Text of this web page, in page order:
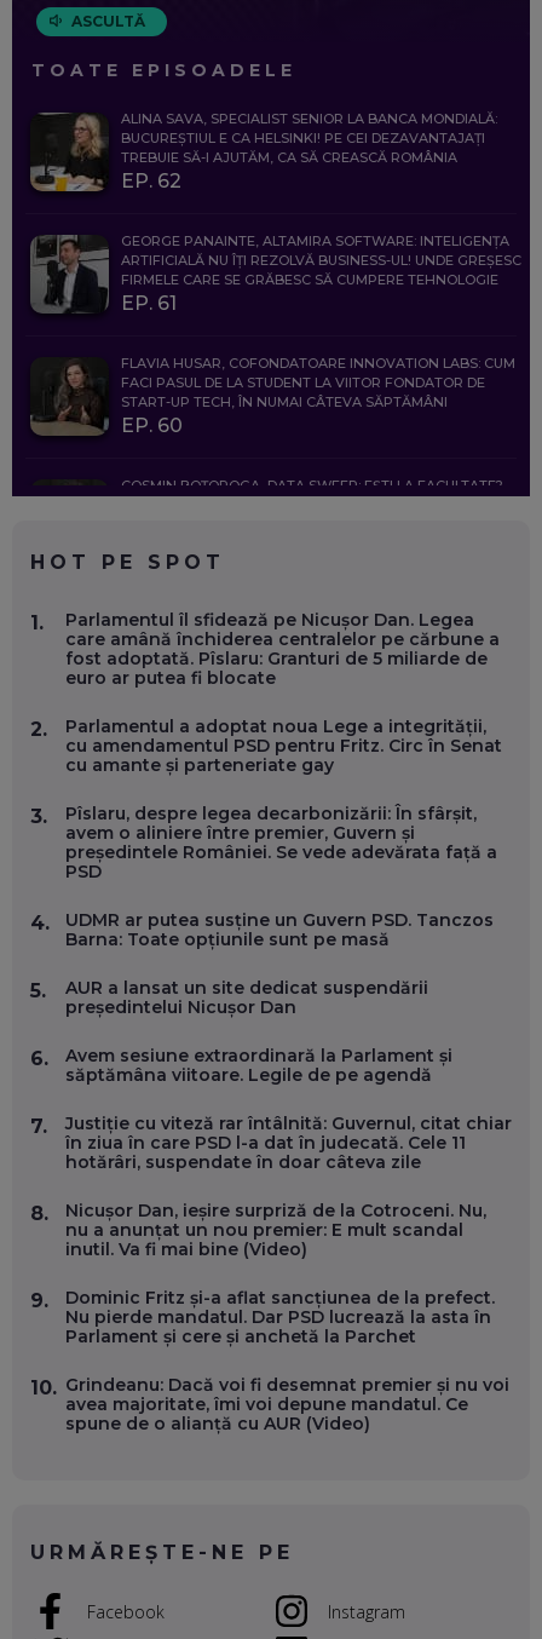
ASCULTĂ
TOATE EPISOADELE
ALINA SAVA, SPECIALIST SENIOR LA BANCA MONDIALĂ:
BUCUREȘTIUL E CA HELSINKI! PE CEI DEZAVANTAJAȚI
TREBUIE SĂ-I AJUTĂM, CA SĂ CREASCĂ ROMÂNIA
EP. 62
GEORGE PANAINTE, ALTAMIRA SOFTWARE: INTELIGENȚA
ARTIFICIALĂ NU ÎȚI REZOLVĂ BUSINESS-UL! UNDE GREȘESC
FIRMELE CARE SE GRĂBESC SĂ CUMPERE TEHNOLOGIE
EP. 61
FLAVIA HUSAR, COFONDATOARE INNOVATION LABS: CUM
FACI PASUL DE LA STUDENT LA VIITOR FONDATOR DE
START-UP TECH, ÎN NUMAI CÂTEVA SĂPTĂMÂNI
EP. 60
COSMIN BOȚOROGA, DATA SWEEP: EȘTI LA FACULTATE?
FOLOSEȘTI TEHNOLOGIA CA SĂ FII MAI BUN LA JOB. ȘI CUM
SE VA SCHIMBA MUNCA, ÎN URMĂTORII ANI
EP. 58
MARIUS PAȘCULEA, COFONDATOR AL KULTH: CUM
FOLOSEȘTI TEHNOLOGIA CA SĂ ÎȚI DESCHIZI DRUMUL
CĂTRE ARTĂ, LA NIVEL GLOBAL
ANDREI AVĂDANEI, BIT SENTINEL: CUM ÎȚI PROTEJEZI
EP. 56
DOINA VÎLCEANU, CONTENTSPEED: VREI SUCCES ONLINE?
ÎNVAȚĂ AEO ȘI GEO!
WASHINGTON, OCHELARI INTELIGENȚI ȘI FERME
VERTICALE FĂRĂ PĂMÂNT
EP. 54
VALENTIN VANCEA, CEO AL PATRIA BANK: AUTOMATIZĂM
PROCESE, DAR CE FACEM CÂND PICĂ BAZA DE DATE, LA
INSTITUȚIILE STATULUI?
VOICU OPREAN (AROBS): CUM CONSTRUIEȘTI O COMPANIE
TA LOCALĂ - ȘI CE SĂ DAI ÎNAPOI
EP. 52
PARTICIPANȚII LA DEZBATERILE DE PE REȚELE SOCIALE
ȚIPĂ, CU FEȚELE ACOPERITE. CUM ÎNVĂȚĂM SĂ DISCUTĂM
HOT PE SPOT
1.
Parlamentul îl sfidează pe Nicușor Dan. Legea
care amână închiderea centralelor pe cărbune a
fost adoptată. Pîslaru: Granturi de 5 miliarde de
euro ar putea fi blocate
2.
Parlamentul a adoptat noua Lege a integrității,
cu amendamentul PSD pentru Fritz. Circ în Senat
cu amante și parteneriate gay
3.
Pîslaru, despre legea decarbonizării: În sfârșit,
avem o aliniere între premier, Guvern și
președintele României. Se vede adevărata față a
PSD
4.
UDMR ar putea susține un Guvern PSD. Tanczos
Barna: Toate opțiunile sunt pe masă
5.
AUR a lansat un site dedicat suspendării
președintelui Nicușor Dan
6.
Avem sesiune extraordinară la Parlament și
săptămâna viitoare. Legile de pe agendă
7.
Justiție cu viteză rar întâlnită: Guvernul, citat chiar
în ziua în care PSD l-a dat în judecată. Cele 11
hotărâri, suspendate în doar câteva zile
8.
Nicușor Dan, ieșire surpriză de la Cotroceni. Nu,
nu a anunțat un nou premier: E mult scandal
inutil. Va fi mai bine (Video)
9.
Dominic Fritz și-a aflat sancțiunea de la prefect.
Nu pierde mandatul. Dar PSD lucrează la asta în
Parlament și cere și anchetă la Parchet
10. Grindeanu: Dacă voi fi desemnat premier și nu voi
avea majoritate, îmi voi depune mandatul. Ce
spune de o alianță cu AUR (Video)
URMĂREȘTE-NE PE
Facebook
Instagram